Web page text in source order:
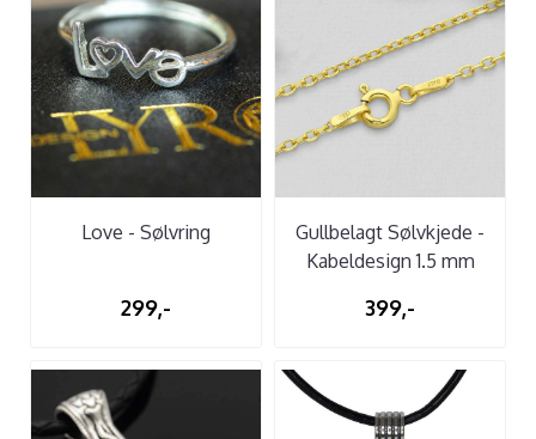
Love - Sølvring
299,-
Gullbelagt Sølvkjede -
Kabeldesign 1.5 mm
399,-